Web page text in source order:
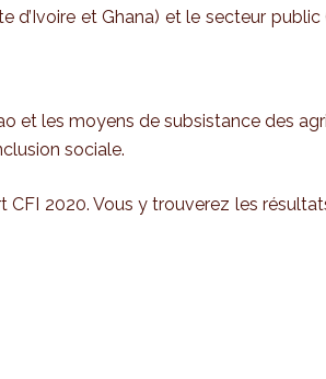
d’Ivoire et Ghana) et le secteur
et les moyens de subsistance des
sociale.
2020. Vous y trouverez les